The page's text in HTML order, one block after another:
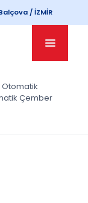
/ İZMİR
Otomatik
Çember